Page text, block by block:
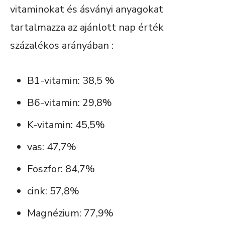
vitaminokat és ásványi anyagokat
tartalmazza az ajánlott nap érték
százalékos arányában :
B1-vitamin: 38,5 %
B6-vitamin: 29,8%
K-vitamin: 45,5%
vas: 47,7%
Foszfor: 84,7%
cink: 57,8%
Magnézium: 77,9%